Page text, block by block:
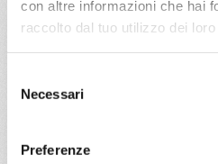
con altre informazioni che hai
raccolto dal tuo utilizzo dei loro
delNecessari
Preferenze
Valencia, La Spezia,